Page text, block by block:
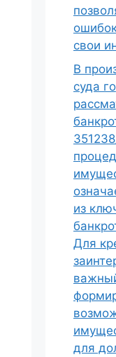
свои
В
суда
из
Для
для